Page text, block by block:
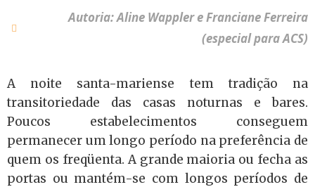
Autoria: Aline Wappler e Franciane Ferreira
(especial para ACS)
A noite santa-mariense tem tradição na
transitoriedade das casas noturnas e bares.
Poucos estabelecimentos conseguem
permanecer um longo período na preferência de
quem os freqüenta. A grande maioria ou fecha as
portas ou mantém-se com longos períodos de